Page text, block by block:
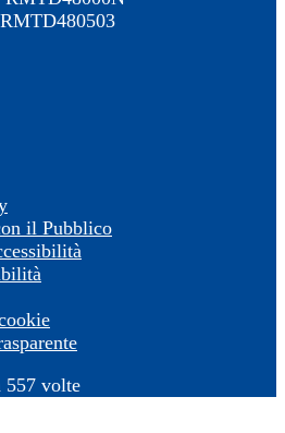
il Pubblico
557 volte